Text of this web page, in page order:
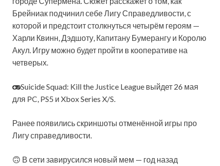
Брейниак подчинил себе Лигу Справедливости, с
которой и предстоит столкнуться четырём героям —
Харли Квинн, Дэдшоту, Капитану Бумерангу и Королю
Акул. Игру можно будет пройти в кооперативе на
четверых.
Suicide Squad: Kill the Justice League выйдет 26 мая
для PC, PS5 и Xbox Series X/S.
Ранее появились скриншоты отменённой игры про
Лигу справедливости.
🙃 В сети завирусился новый мем — год назад